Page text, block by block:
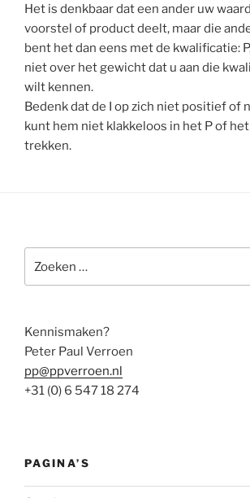
Het is denkbaar dat een ander uw
voorstel of product deelt, maar die
bent het dan eens met de kwalificatie:
niet over het gewicht dat u aan die
wilt kennen.
Bedenk dat de I op zich niet positief of
kunt hem niet klakkeloos in het P of
trekken.
naar:
Kennismaken?
Peter Paul Verroen
pp@ppverroen.nl
+31 (0) 6 547 18 274
PAGINA’S